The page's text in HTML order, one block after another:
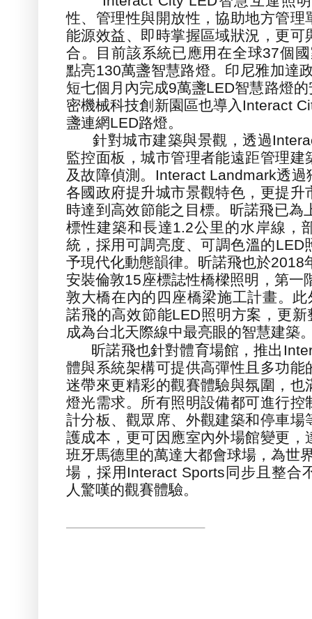
性、管理性與開放性 ，協助地方管理
能源效益、即時掌握區域狀況 ， 更可
合。目前該系統已應用在全球37個
點亮130萬盞智慧路燈。印尼雅加達
短七個月內完成9萬盞LED智慧路燈
密機械科技創新園區也導入 Interact
盞連網LED路燈。
針對城市建築與景觀 ，透過
監控面板 ，城市管理者能遠距管理建
及故障偵測。 Interact Landmark透過
各國政府提升城市景觀特色 ， 更提升
時達到高效節能之目標。昕諾飛已為
標性建築和長達1.2公里的水岸線 ，
統 ， 採用可調亮度、可調色溫的LED
予現代化動態韻律。昕諾飛也於2018
安裝倫敦15座標誌性橋樑照明 ， 第一
敦大橋在內的四座橋梁施工計畫。此
諾飛的高效節能LED照明方案 ， 更新
成為台北天際線中最亮眼的智慧建築
昕諾飛也針對體育場館 ，推出
體與系統架構可提供高彈性且多功能
迷帶來更精彩的觀賽體驗與氛圍 ， 也
燈光需求。所有照明設備都可進行
計分板、觀眾席、外觀建築和停車
護成本，更可因應室內外場館變更
班牙馬德里的萬達大都會球場 ， 為世
場 ， 採用 Interact Sports 同步且整合
人驚嘆的觀賽體驗。